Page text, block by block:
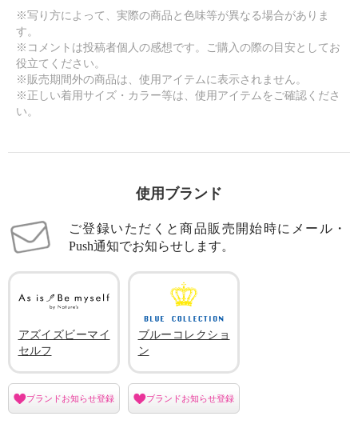
※写り方によって、実際の商品と色味等が異なる場合がありま
す。
※コメントは投稿者個人の感想です。ご購入の際の目安としてお
役立てください。
※販売期間外の商品は、使用アイテムに表示されません。
※正しい着用サイズ・カラー等は、使用アイテムをご確認くださ
い。
使用ブランド
ご登録いただくと商品販売開始時にメール・
Push通知でお知らせします。
アズイズビーマイ
セルフ
ブランドお知らせ登録
ブルーコレクショ
ン
ブランドお知らせ登録